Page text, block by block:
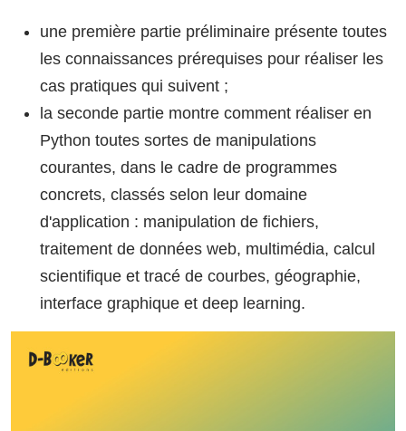
une première partie préliminaire présente toutes
les connaissances prérequises pour réaliser les
cas pratiques qui suivent ;
la seconde partie montre comment réaliser en
Python toutes sortes de manipulations
courantes, dans le cadre de programmes
concrets, classés selon leur domaine
d'application : manipulation de fichiers,
traitement de données web, multimédia, calcul
scientifique et tracé de courbes, géographie,
interface graphique et deep learning.